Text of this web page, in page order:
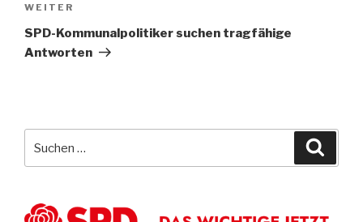
Nächster
Beitrag
WEITER
SPD-Kommunalpolitiker suchen tragfähige
Antworten
nach: